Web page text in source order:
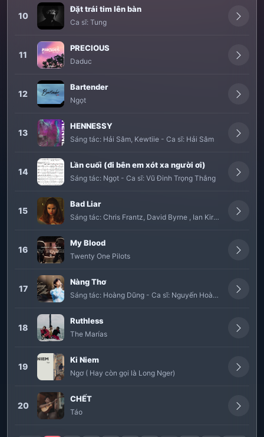
10
Đặt trái tim lên bàn
Ca sĩ: Tung
11
PRECIOUS
Daduc
12
Bartender
Ngọt
13
HENNESSY
Sáng tác: Hải Sâm, Kewtiie - Ca sĩ: Hải Sâm
14
Lần cuối (đi bên em xót xa người ơi)
Sáng tác: Ngọt - Ca sĩ: Vũ Đinh Trọng Thắng
15
Bad Liar
Sáng tác: Chris Frantz, David Byrne , Ian Kirkpatrick
16
My Blood
Twenty One Pilots
17
Nàng Thơ
Sáng tác: Hoàng Dũng - Ca sĩ: Nguyến Hoàng Dũng
18
Ruthless
The Marías
19
Ki Niem
Ngơ ( Hay còn gọi là Long Nger)
20
CHẾT
Táo